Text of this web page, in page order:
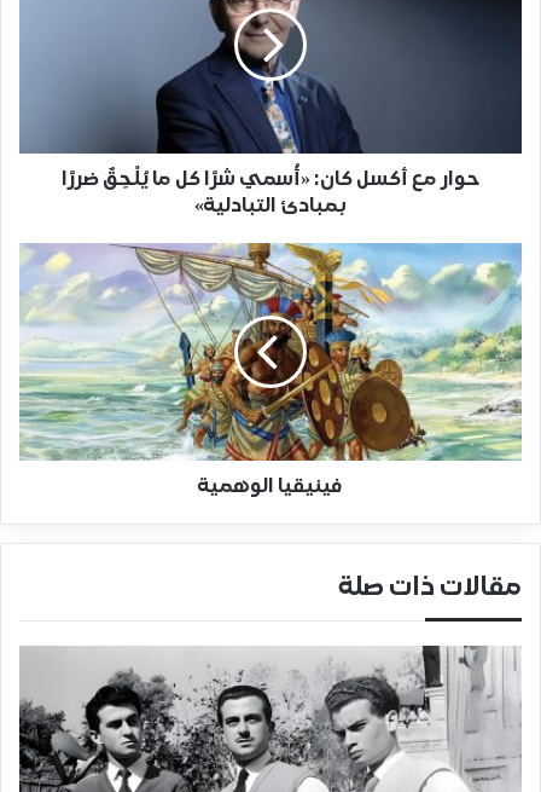
حوار مع أكسل كان: «أُسمي شرًا كل ما يُلْحِقٌ ضررًا
بمبادئ التبادلية»
فينيقيا الوهمية
مقالات ذات صلة